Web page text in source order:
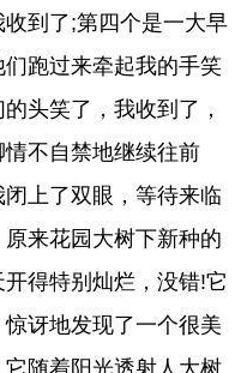
到了;第四个是一大早
跑过来牵起我的手笑
头笑了，我收到了，
不自禁地继续往前
上了双眼，等待来临
来花园大树下新种的
得特别灿烂，没错!它
讶地发现了一个很美